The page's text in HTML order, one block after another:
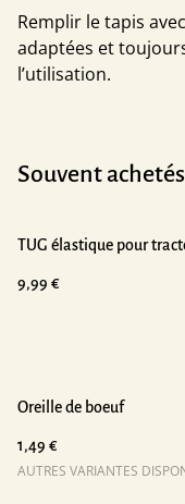
Remplir le tapis
adaptées et
l’utilisation.
Souvent
TUG élastique pour
9,99 €
Oreille de boeuf
1,49 €
AUTRES VARIANTES